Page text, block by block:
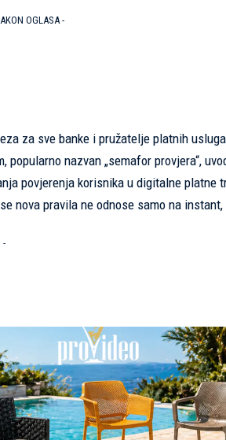
OGLASA -
za sve banke i pružatelje platnih
nazvan „semafor provjera“,
povjerenja korisnika u digitalne platne
nova pravila ne odnose samo na instant,
-